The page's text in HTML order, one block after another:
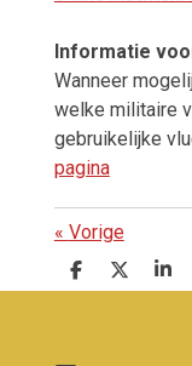
Informatie
Wanneer
welke militaire
gebruikelijke
pagina
« Vorige
D
e
D
e
S
h